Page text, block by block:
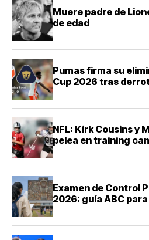
Muere padre de
de edad
Pumas firma su
Cup 2026 tras
NFL: Kirk Cousins y
pelea en training
Examen de Control
2026: guía ABC